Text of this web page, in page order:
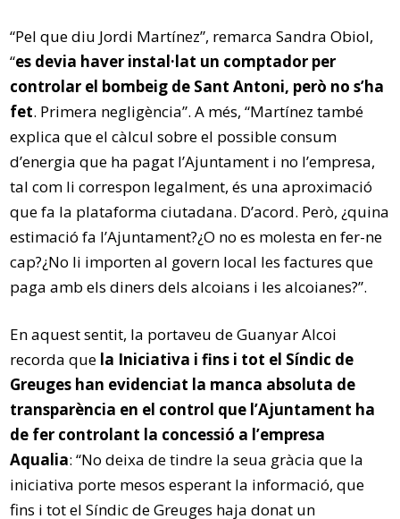
“Pel que diu Jordi Martínez”, remarca Sandra Obiol,
“es devia haver instal·lat un comptador per
controlar el bombeig de Sant Antoni, però no s’ha
fet. Primera negligència”. A més, “Martínez també
explica que el càlcul sobre el possible consum
d’energia que ha pagat l’Ajuntament i no l’empresa,
tal com li correspon legalment, és una aproximació
que fa la plataforma ciutadana. D’acord. Però, ¿quina
estimació fa l’Ajuntament?¿O no es molesta en fer-ne
cap?¿No li importen al govern local les factures que
paga amb els diners dels alcoians i les alcoianes?”.
En aquest sentit, la portaveu de Guanyar Alcoi
recorda que la Iniciativa i fins i tot el Síndic de
Greuges han evidenciat la manca absoluta de
transparència en el control que l’Ajuntament ha
de fer controlant la concessió a l’empresa
Aqualia: “No deixa de tindre la seua gràcia que la
iniciativa porte mesos esperant la informació, que
fins i tot el Síndic de Greuges haja donat un